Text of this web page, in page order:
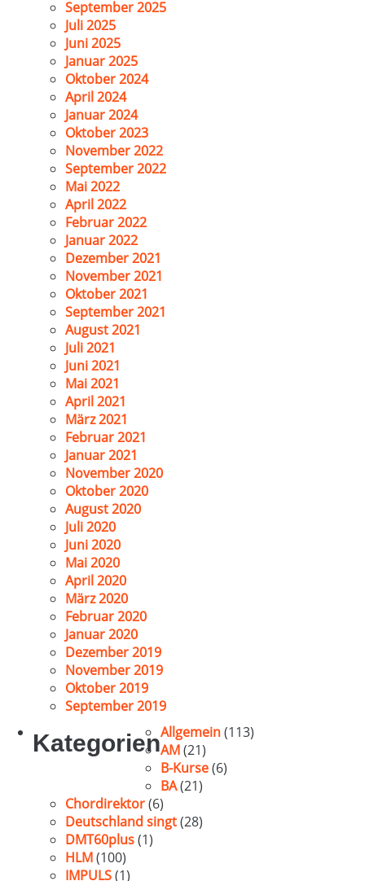
September 2025
Juli 2025
Juni 2025
Januar 2025
Oktober 2024
April 2024
Januar 2024
Oktober 2023
November 2022
September 2022
Mai 2022
April 2022
Februar 2022
Januar 2022
Dezember 2021
November 2021
Oktober 2021
September 2021
August 2021
Juli 2021
Juni 2021
Mai 2021
April 2021
März 2021
Februar 2021
Januar 2021
November 2020
Oktober 2020
August 2020
Juli 2020
Juni 2020
Mai 2020
April 2020
März 2020
Februar 2020
Januar 2020
Dezember 2019
November 2019
Oktober 2019
September 2019
KategorienAllgemein(113)
AM(21)
B-Kurse(6)
BA(21)
Chordirektor(6)
Deutschland singt(28)
DMT60plus(1)
HLM(100)
IMPULS(1)